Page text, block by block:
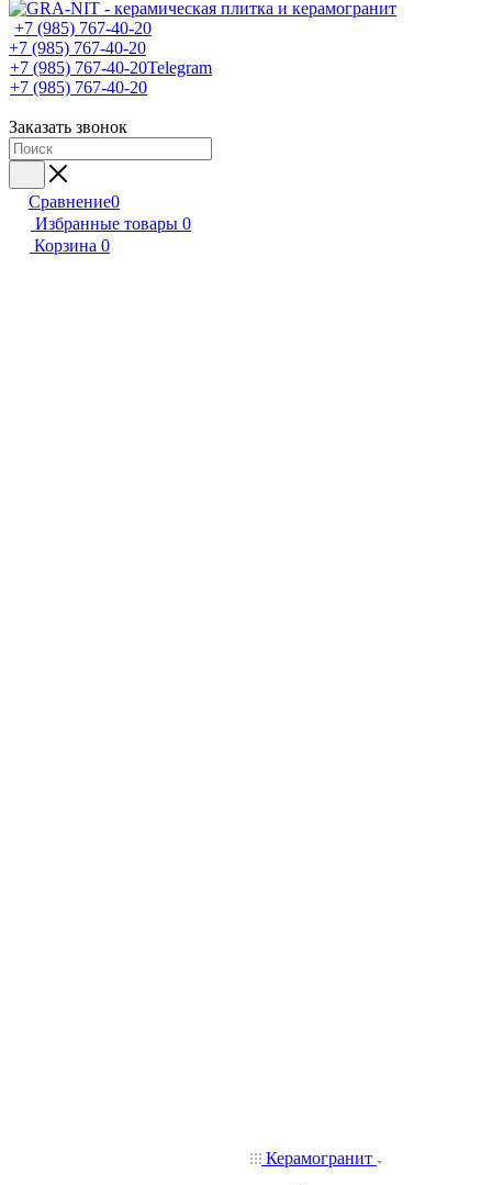
+7 (985) 767-40-20
+7 (985) 767-40-20
+7 (985) 767-40-20Telegram
+7 (985) 767-40-20
Заказать звонок
Сравнение0
Избранные товары 0
Корзина 0
Керамогранит